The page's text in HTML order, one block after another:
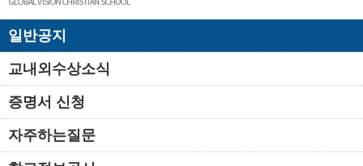
일반공지
교내외수상소식
증명서 신청
자주하는질문